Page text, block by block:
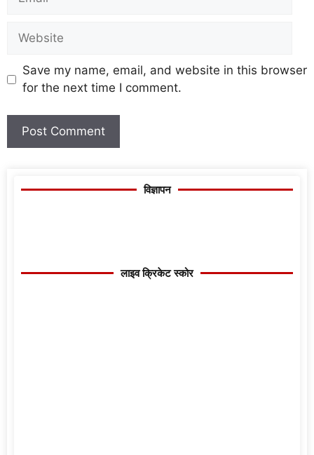
Save my name, email, and website in this browser
for the next time I comment.
विज्ञापन
लाइव क्रिकेट स्कोर